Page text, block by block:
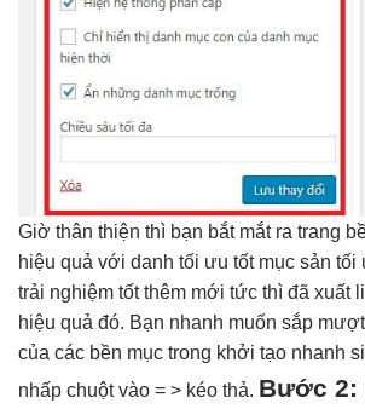
Giờ thân thiện thì bạn bắt mắtra trang
hiệu quả với danh tối ưu tốtmục sản tối
trải nghiệm tốtthêm mới tức thì đã xuất
hiệu quả đó. Bạn nhanh muốn sắp mượt
của các bền mục trong khởi tạo nhanh
nhấp chuột vào = > kéo thả. Bước 2: